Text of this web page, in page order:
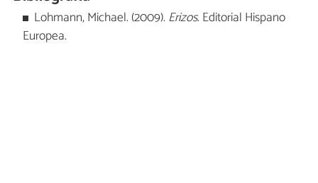
Lohmann, Michael. (2009). Erizos. Editorial Hispano
Europea.